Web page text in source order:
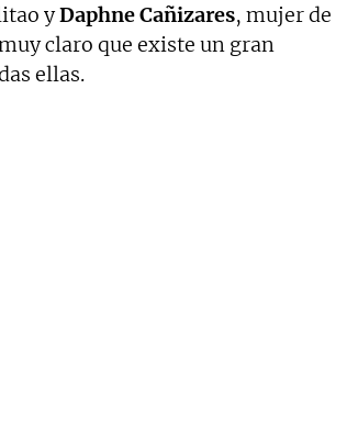
yDaphne Cañizares, mujer de
claro que existe un gran
ellas.